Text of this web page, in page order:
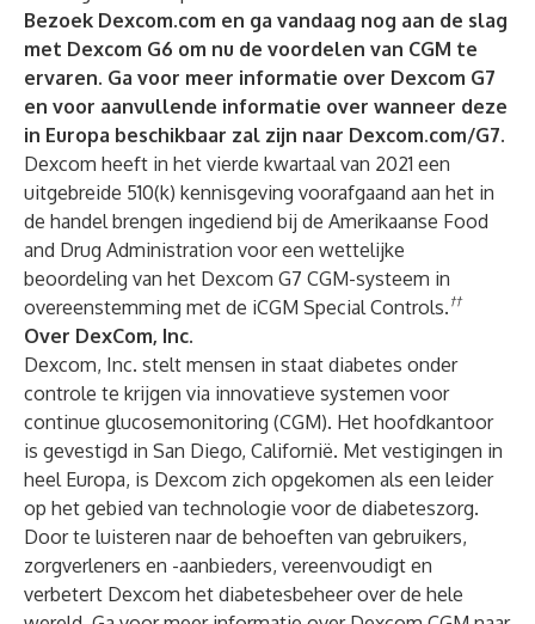
Bezoek Dexcom.com en ga vandaag nog aan de slag
met Dexcom G6 om nu de voordelen van CGM te
ervaren. Ga voor meer informatie over Dexcom G7
en voor aanvullende informatie over wanneer deze
in Europa beschikbaar zal zijn naar Dexcom.com/G7.
Dexcom heeft in het vierde kwartaal van 2021 een
uitgebreide 510(k) kennisgeving voorafgaand aan het in
de handel brengen ingediend bij de Amerikaanse Food
and Drug Administration voor een wettelijke
beoordeling van het Dexcom G7 CGM-systeem in
overeenstemming met de iCGM Special Controls. ††
Over DexCom, Inc.
Dexcom, Inc. stelt mensen in staat diabetes onder
controle te krijgen via innovatieve systemen voor
continue glucosemonitoring (CGM). Het hoofdkantoor
is gevestigd in San Diego, Californië. Met vestigingen in
heel Europa, is Dexcom zich opgekomen als een leider
op het gebied van technologie voor de diabeteszorg.
Door te luisteren naar de behoeften van gebruikers,
zorgverleners en -aanbieders, vereenvoudigt en
verbetert Dexcom het diabetesbeheer over de hele